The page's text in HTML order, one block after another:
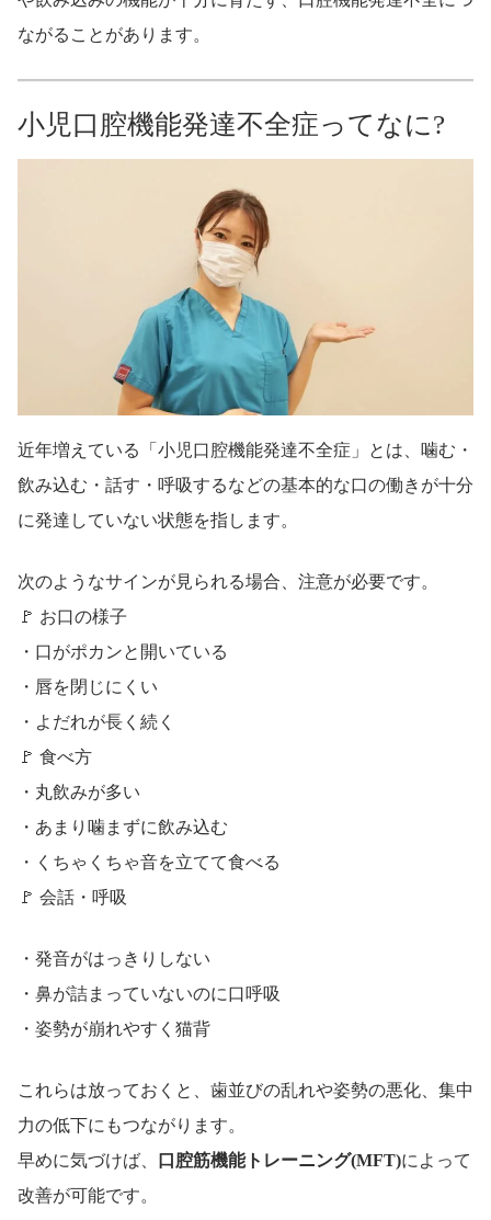
ながることがあります。
小児口腔機能発達不全症ってなに?
近年増えている「小児口腔機能発達不全症」とは、噛む・
飲み込む・話す・呼吸するなどの基本的な口の働きが十分
に発達していない状態を指します。
次のようなサインが見られる場合、注意が必要です。
🚩 お口の様子
・口がポカンと開いている
・唇を閉じにくい
・よだれが長く続く
🚩 食べ方
・丸飲みが多い
・あまり噛まずに飲み込む
・くちゃくちゃ音を立てて食べる
🚩 会話・呼吸
・発音がはっきりしない
・鼻が詰まっていないのに口呼吸
・姿勢が崩れやすく猫背
これらは放っておくと、歯並びの乱れや姿勢の悪化、集中
力の低下にもつながります。
早めに気づけば、
口腔筋機能トレーニング(MFT)によって
改善が可能です。